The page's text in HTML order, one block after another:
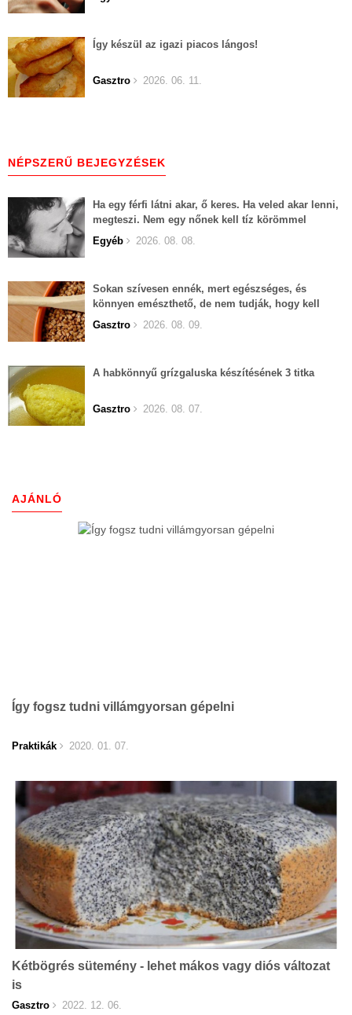
Így készül az igazi piacos lángos!
Gasztro 2026. 06. 11.
NÉPSZERŰ BEJEGYZÉSEK
Ha egy férfi látni akar, ő keres. Ha veled akar lenni,
megteszi. Nem egy nőnek kell tíz körömmel
belekapaszkodva mindent feláldozni.
Egyéb 2026. 08. 08.
Sokan szívesen ennék, mert egészséges, és
könnyen emészthető, de nem tudják, hogy kell
elkészíteni
Gasztro 2026. 08. 09.
A habkönnyű grízgaluska készítésének 3 titka
Gasztro 2026. 08. 07.
AJÁNLÓ
Így fogsz tudni villámgyorsan gépelni
Praktikák 2020. 01. 07.
Kétbögrés sütemény - lehet mákos vagy diós változat
is
Gasztro 2022. 12. 06.